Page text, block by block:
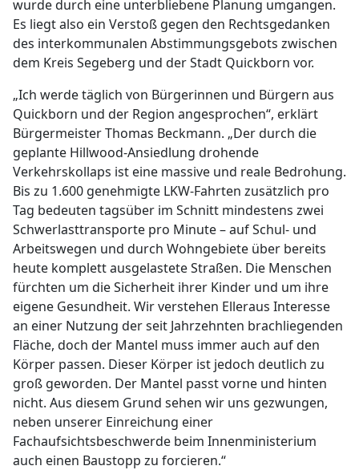
wurde durch eine unterbliebene Planung umgangen.
Es liegt also ein Verstoß gegen den Rechtsgedanken
des interkommunalen Abstimmungsgebots zwischen
dem Kreis Segeberg und der Stadt Quickborn vor.
„Ich werde täglich von Bürgerinnen und Bürgern aus
Quickborn und der Region angesprochen“, erklärt
Bürgermeister Thomas Beckmann. „Der durch die
geplante Hillwood-Ansiedlung drohende
Verkehrskollaps ist eine massive und reale Bedrohung.
Bis zu 1.600 genehmigte LKW-Fahrten zusätzlich pro
Tag bedeuten tagsüber im Schnitt mindestens zwei
Schwerlasttransporte pro Minute – auf Schul- und
Arbeitswegen und durch Wohngebiete über bereits
heute komplett ausgelastete Straßen. Die Menschen
fürchten um die Sicherheit ihrer Kinder und um ihre
eigene Gesundheit. Wir verstehen Elleraus Interesse
an einer Nutzung der seit Jahrzehnten brachliegenden
Fläche, doch der Mantel muss immer auch auf den
Körper passen. Dieser Körper ist jedoch deutlich zu
groß geworden. Der Mantel passt vorne und hinten
nicht. Aus diesem Grund sehen wir uns gezwungen,
neben unserer Einreichung einer
Fachaufsichtsbeschwerde beim Innenministerium
auch einen Baustopp zu forcieren.“